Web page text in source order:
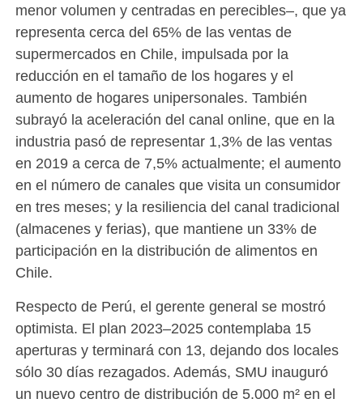
menor volumen y centradas en perecibles–, que ya
representa cerca del 65% de las ventas de
supermercados en Chile, impulsada por la
reducción en el tamaño de los hogares y el
aumento de hogares unipersonales. También
subrayó la aceleración del canal online, que en la
industria pasó de representar 1,3% de las ventas
en 2019 a cerca de 7,5% actualmente; el aumento
en el número de canales que visita un consumidor
en tres meses; y la resiliencia del canal tradicional
(almacenes y ferias), que mantiene un 33% de
participación en la distribución de alimentos en
Chile.
Respecto de Perú, el gerente general se mostró
optimista. El plan 2023–2025 contemplaba 15
aperturas y terminará con 13, dejando dos locales
sólo 30 días rezagados. Además, SMU inauguró
un nuevo centro de distribución de 5.000 m² en el